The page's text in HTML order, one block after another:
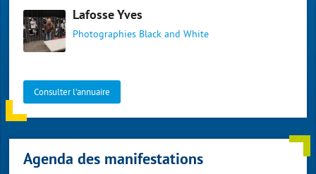
Lafosse Yves
Photographies Black and White
Consulter l'annuaire
Agenda des manifestations